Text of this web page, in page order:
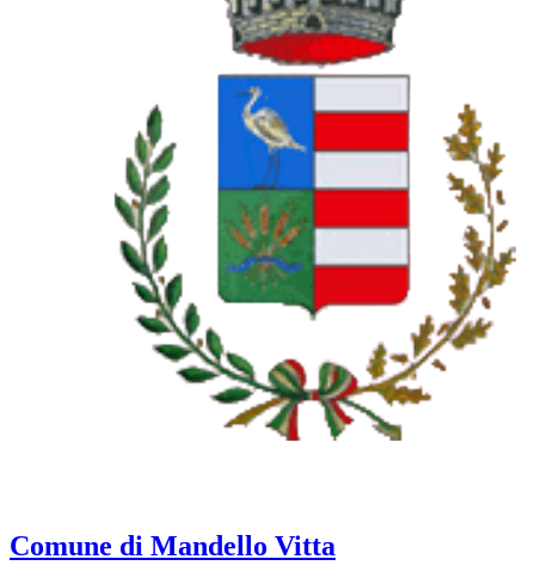
Comune di Mandello Vitta